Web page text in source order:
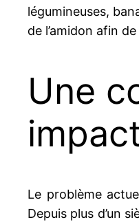
légumineuses,
de l’amidon afin
Une
Le problème
Depuis plus d’un